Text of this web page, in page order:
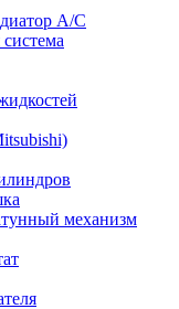
А/C
механизм